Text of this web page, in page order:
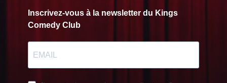
Inscrivez-vous à la newsletter du Kings
Comedy Club